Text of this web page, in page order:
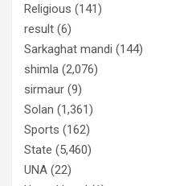
Religious (141)
result (6)
Sarkaghat mandi (144)
shimla (2,076)
sirmaur (9)
Solan (1,361)
Sports (162)
State (5,460)
UNA (22)